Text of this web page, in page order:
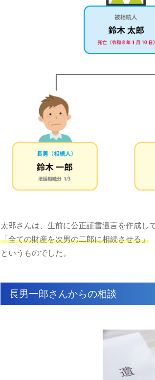
太郎さんは、生前に公正証書遺言を作成し
「全ての財産を次男の二郎に相続させる」
というものでした。
長男一郎さんからの相談